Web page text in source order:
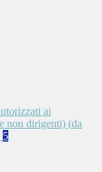
ai
non dirigenti) (da
5